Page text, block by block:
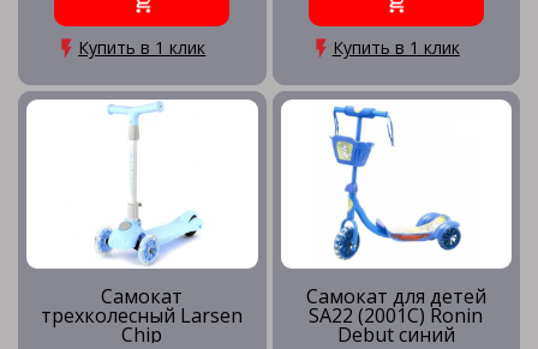
Запчасти для самокатов
Купить в 1 клик Купить в 1 клик
Самокат
трехколесный Larsen
Chip
Самокат для детей
SA22 (2001C) Ronin
Debut синий